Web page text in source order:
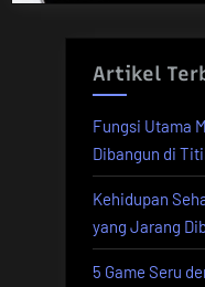
Artikel
Fungsi Utama
Dibangun di
Kehidupan
yang Jarang
5 Game Seru